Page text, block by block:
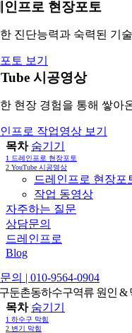
인프로 현장포토
진단능력과 숙력된 기
토 보기
시공영상
현장 경험을 통해 쌓아
프로 작업영상 보기
목차 숨기기
1 드레인프로 현장포토
2 YouTube 시공영상
드레인프로 현장포
작업 동영상
자주하는 질문
상담문의
드레인프로
Blog
의 | 010-9564-0904
둔촌동하수구역류 원인 &
목차 숨기기
1 하수구 막힘
2 변기 막힘